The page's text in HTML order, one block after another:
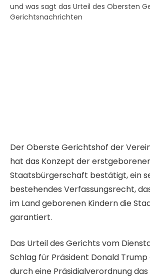
Der Oberste Gerichtshof der
hat das Konzept der
Staatsbürgerschaft bestätigt, ein
bestehendes Verfassungsrecht,
im Land geborenen Kindern die
garantiert.
Das Urteil des Gerichts vom
Schlag für Präsident Donald
durch eine Präsidialverordnung